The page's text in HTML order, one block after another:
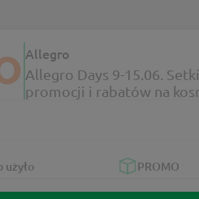
Allegro
Allegro Days 9-15.06. Setki
promocji i rabatów na
użyło PROMO